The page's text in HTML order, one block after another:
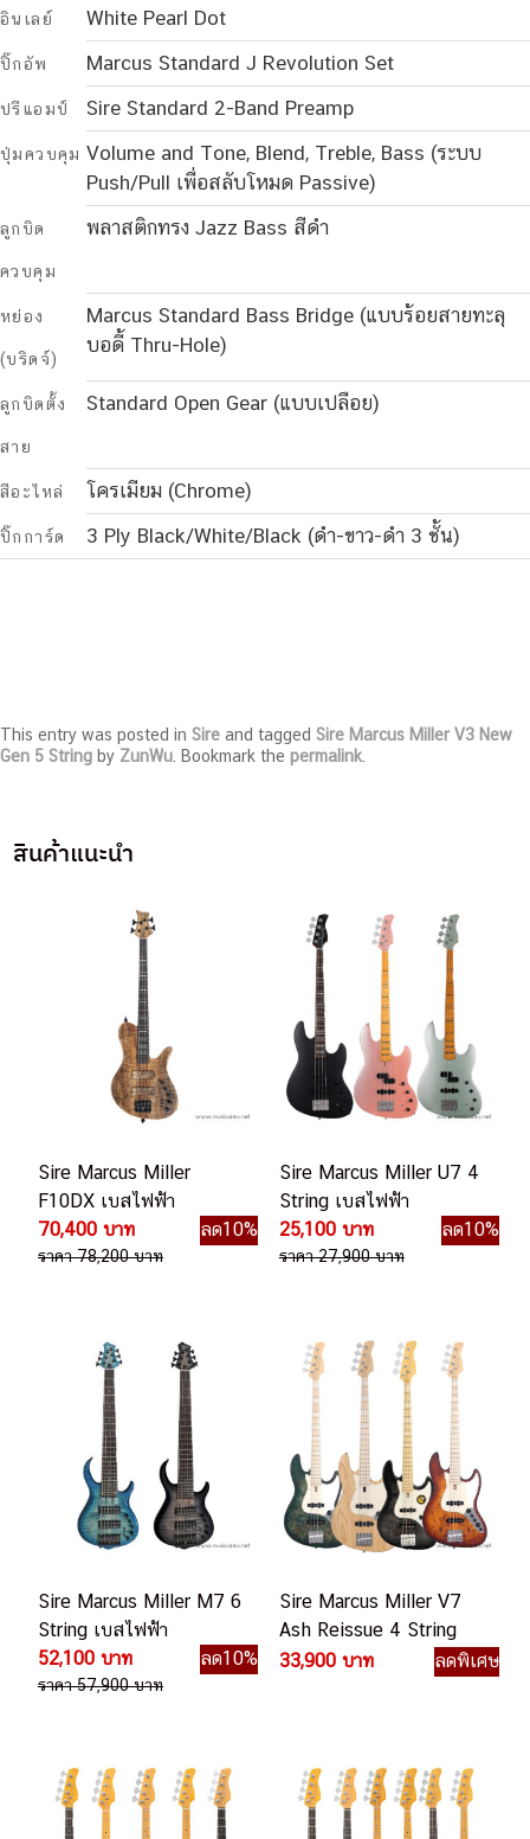
อินเลย์ White Pearl Dot
ปิ๊กอัพ Marcus Standard J Revolution Set
ปรีแอมป์ Sire Standard 2-Band Preamp
ปุ่มควบคุม Volume and Tone, Blend, Treble, Bass (ระบบ
Push/Pull เพื่อสลับโหมด Passive)
ลูกบิด
ควบคุม
พลาสติกทรง Jazz Bass สีดำ
หย่อง
(บริดจ์)
Marcus Standard Bass Bridge (แบบร้อยสายทะลุ
บอดี้ Thru-Hole)
ลูกบิดตั้ง
สาย
Standard Open Gear (แบบเปลือย)
สีอะไหล่ โครเมียม (Chrome)
ปิ๊กการ์ด 3 Ply Black/White/Black (ดํา-ขาว-ดํา 3 ชั้น)
This entry was posted in Sire and tagged Sire Marcus Miller V3 New
Gen 5 String by ZunWu. Bookmark the permalink.
สินค้าแนะนำ
Sire Marcus Miller
F10DX เบสไฟฟ้า
70,400 บาท
ลด10%
ราคา 78,200 บาท
Sire Marcus Miller U7 4
String เบสไฟฟ้า
25,100 บาท
ลด10%
ราคา 27,900 บาท
Sire Marcus Miller M7 6
String เบสไฟฟ้า
52,100 บาท
ลด10%
ราคา 57,900 บาท
Sire Marcus Miller V7
Ash Reissue 4 String
เบสไฟฟ้า
33,900 บาท ลดพิเศษ